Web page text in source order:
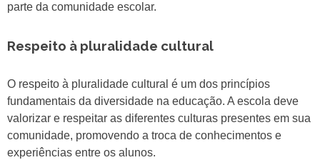
parte da comunidade escolar.
Respeito à pluralidade cultural
O respeito à pluralidade cultural é um dos princípios
fundamentais da diversidade na educação. A escola deve
valorizar e respeitar as diferentes culturas presentes em sua
comunidade, promovendo a troca de conhecimentos e
experiências entre os alunos.